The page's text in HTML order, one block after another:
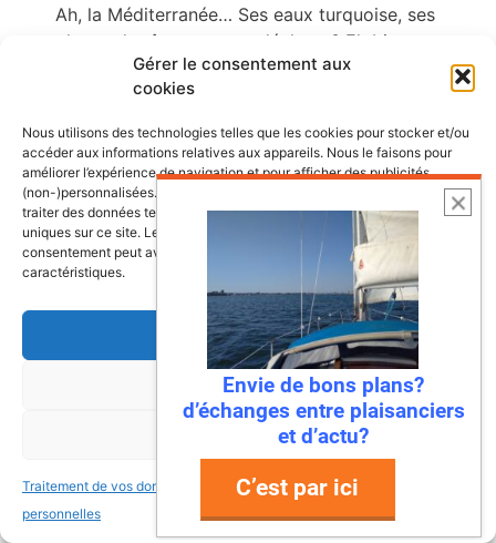
Gérer le consentement aux
cookies
Nous utilisons des technologies telles que les cookies pour stocker et/ou
accéder aux informations relatives aux appareils. Nous le faisons pour
améliorer l’expérience de navigation et pour afficher des publicités
(non-)personnalisées. Consentir à ces technologies nous autorisera à
traiter des données telles que le comportement de navigation ou les ID
uniques sur ce site. Le fait de ne pas consentir ou de retirer son
consentement peut avoir un effet négatif sur certaines fonctonnalités et
caractéristiques.
Accepter
Refuser
Voir les préférences
Traitement de vos données
personnelles
Traitement de vos données
personnelles
Ah, la Méditerranée… Ses eaux turquoise, ses
plages de rêve, et… ses déchets ? Eh bien,
ça, c’était avant ! Parce que Mandelieu-La
Napoule …
Lire l’article
Les Voiles de Saint-Tropez 2026 : le
grand retour des Classe J et un
Envie de bons plans?
d’échanges entre plaisanciers
et d’actu?
C’est par ici